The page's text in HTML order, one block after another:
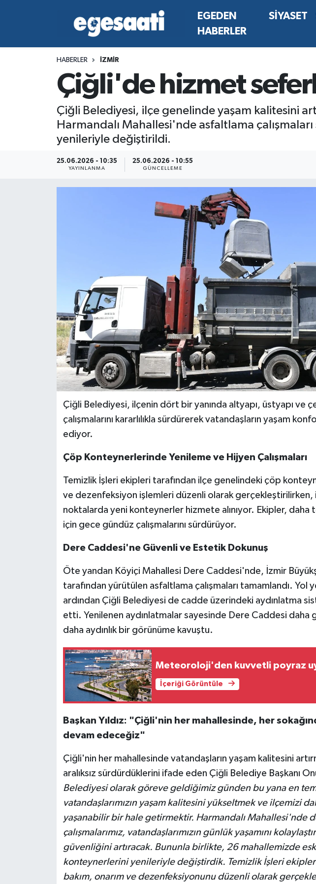
EGEDEN
HABERLER
SİYASET
HABERLER İZMİR
Çiğli'de hizmet
Çiğli Belediyesi, ilçe genelinde yaşam kalitesini
Harmandalı Mahallesi'nde asfaltlama
yenileriyle değiştirildi.
25.06.2026 - 10:35
YAYINLANMA
25.06.2026 - 10:55
GÜNCELLEME
Çiğli Belediyesi, ilçenin dört bir yanında altyapı, üstyapı ve
çalışmalarını kararlılıkla sürdürerek vatandaşların yaşam
ediyor.
Çöp Konteynerlerinde Yenileme ve Hijyen Çalışmaları
Temizlik İşleri ekipleri tarafından ilçe genelindeki çöp
ve dezenfeksiyon işlemleri düzenli olarak gerçekleştirilirken,
noktalarda yeni konteynerler hizmete alınıyor. Ekipler, daha
için gece gündüz çalışmalarını sürdürüyor.
Dere Caddesi'ne Güvenli ve Estetik Dokunuş
Öte yandan Köyiçi Mahallesi Dere Caddesi'nde, İzmir
tarafından yürütülen asfaltlama çalışmaları tamamlandı. Yol
ardından Çiğli Belediyesi de cadde üzerindeki aydınlatma
etti. Yenilenen aydınlatmalar sayesinde Dere Caddesi daha
daha aydınlık bir görünüme kavuştu.
Meteoroloji'den kuvvetli poyraz
İçeriği Görüntüle
Başkan Yıldız: "Çiğli'nin her mahallesinde, her
devam edeceğiz"
Çiğli'nin her mahallesinde vatandaşların yaşam kalitesini
aralıksız sürdürdüklerini ifade eden Çiğli Belediye Başkanı
Belediyesi olarak göreve geldiğimiz günden bu yana en
vatandaşlarımızın yaşam kalitesini yükseltmek ve ilçemizi
yaşanabilir bir hale getirmektir. Harmandalı Mahallesi'nde
çalışmalarımız, vatandaşlarımızın günlük yaşamını
güvenliğini artıracak. Bununla birlikte, 26 mahallemizde
konteynerlerini yenileriyle değiştirdik. Temizlik İşleri
bakım, onarım ve dezenfeksiyonunu düzenli olarak
Yazarlar
MAGAZİN
RESMİ REKLAMLAR
EGEDEN HABERLER
SİYASET
MAGAZİN
RESMİ REKLAMLAR
Egemax TV
Trafik Durumu
Süper Lig Puan Durumu ve Fikstür
Tüm Manşetler
Son Dakika Haberleri
Haber Arşivi